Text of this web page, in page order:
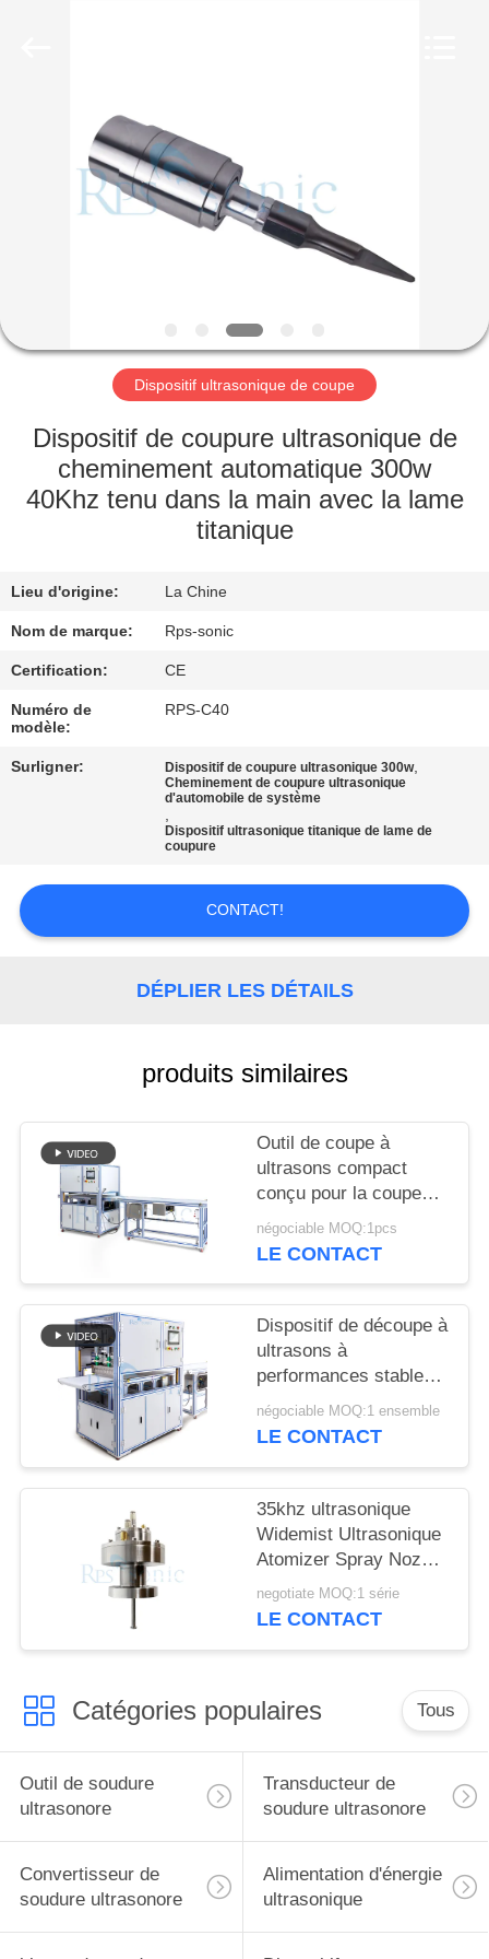
MAISON
PRODUITS
DE
NOUS
VISITE
D'USINE
QUALITÉ
CONTACTEZ-
NOUS
NOUVELLES
PLAN
CONFIDENTIALITÉ
Dispositif ultrasonique de coupe
Dispositif de coupure ultrasonique de
cheminement automatique 300w
40Khz tenu dans la main avec la lame
titanique
Lieu d'origine: La Chine
Nom de marque: Rps-sonic
Certification: CE
Numéro de
modèle:
RPS-C40
Surligner: Dispositif de coupure ultrasonique 300w,
Cheminement de coupure ultrasonique
d'automobile de système
,
Dispositif ultrasonique titanique de lame de
coupure
CONTACT!
DÉPLIER LES DÉTAILS
produits similaires
Outil de coupe à
ultrasons compact
conçu pour la coupe
sans couture de tissus
synthétiques, de
caoutchouc
négociable MOQ:1pcs
LE CONTACT
Dispositif de découpe à
ultrasons à
performances stables
pour la découpe de
gâteaux, doté d'une
boulangerie et la
restauration
négociable MOQ:1 ensemble
LE CONTACT
35khz ultrasonique
Widemist Ultrasonique
Atomizer Spray Nozzle
pour la fabrication de
piles à combustible
negotiate MOQ:1 série
LE CONTACT
Catégories populaires Tous
Outil de soudure
ultrasonore
Transducteur de
soudure ultrasonore
Convertisseur de
soudure ultrasonore
Alimentation d'énergie
ultrasonique